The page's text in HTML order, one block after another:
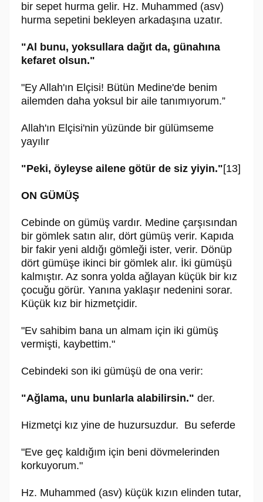
bir sepet hurma gelir. Hz. Muhammed (asv)
hurma sepetini bekleyen arkadaşına uzatır.
"Al bunu, yoksullara dağıt da, günahına
kefaret olsun."
"Ey Allah'ın Elçisi! Bütün Medine'de benim
ailemden daha yoksul bir aile tanımıyorum.”
Allah'ın Elçisi'nin yüzünde bir gülümseme
yayılır
"Peki, öyleyse ailene götür de siz yiyin."[13]
ON GÜMÜŞ
Cebinde on gümüş vardır. Medine çarşısından
bir gömlek satın alır, dört gümüş verir. Kapıda
bir fakir yeni aldığı gömleği ister, verir. Dönüp
dört gümüşe ikinci bir gömlek alır. İki gümüşü
kalmıştır. Az sonra yolda ağlayan küçük bir kız
çocuğu görür. Yanına yaklaşır nedenini sorar.
Küçük kız bir hizmetçidir.
"Ev sahibim bana un almam için iki gümüş
vermişti, kaybettim."
Cebindeki son iki gümüşü de ona verir:
"Ağlama, unu bunlarla alabilirsin." der.
Hizmetçi kız yine de huzursuzdur. Bu seferde
"Eve geç kaldığım için beni dövmelerinden
korkuyorum."
Hz. Muhammed (asv) küçük kızın elinden tutar,